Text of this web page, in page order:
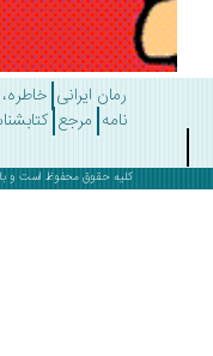
رمان ایرانی خاطره،
مرجع کتابشناسی
کلیه حقوق محفوظ است و بازنشر